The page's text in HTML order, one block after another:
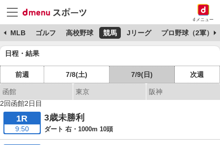
dメニュー
MLB ゴルフ 高校野球 競馬 Jリーグ プロ野球（2軍）
日程・結果
前週 7/8(土) 7/9(日) 次週
函館 東京
阪神
2回函館2日目
1R
9:50
3歳未勝利
ダート 右・1000m 10頭